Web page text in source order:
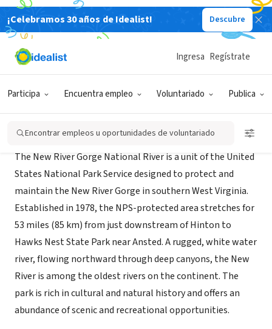
¡Celebramos 30 años de Idealist! Descubre
Participa Encuentra empleo Voluntariado Publica
Ingresa Regístrate
Encontrar empleos u oportunidades de voluntariado
GOBIERNO
New River Gorge National River
The New River Gorge National River is a unit of the United
States National Park Service designed to protect and
maintain the New River Gorge in southern West Virginia.
Established in 1978, the NPS-protected area stretches for
53 miles (85 km) from just downstream of Hinton to
Hawks Nest State Park near Ansted. A rugged, white water
river, flowing northward through deep canyons, the New
River is among the oldest rivers on the continent. The
park is rich in cultural and natural history and offers an
abundance of scenic and recreational opportunities.